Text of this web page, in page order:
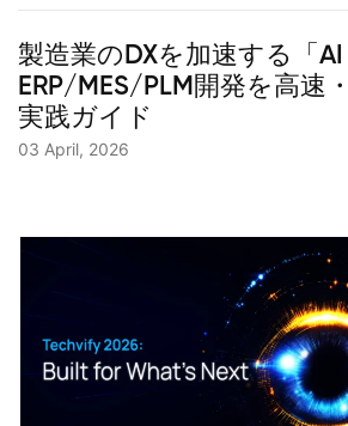
製造業のDXを加速する「AI
ERP/MES/PLM開発を高速
実践ガイド
03 April, 2026